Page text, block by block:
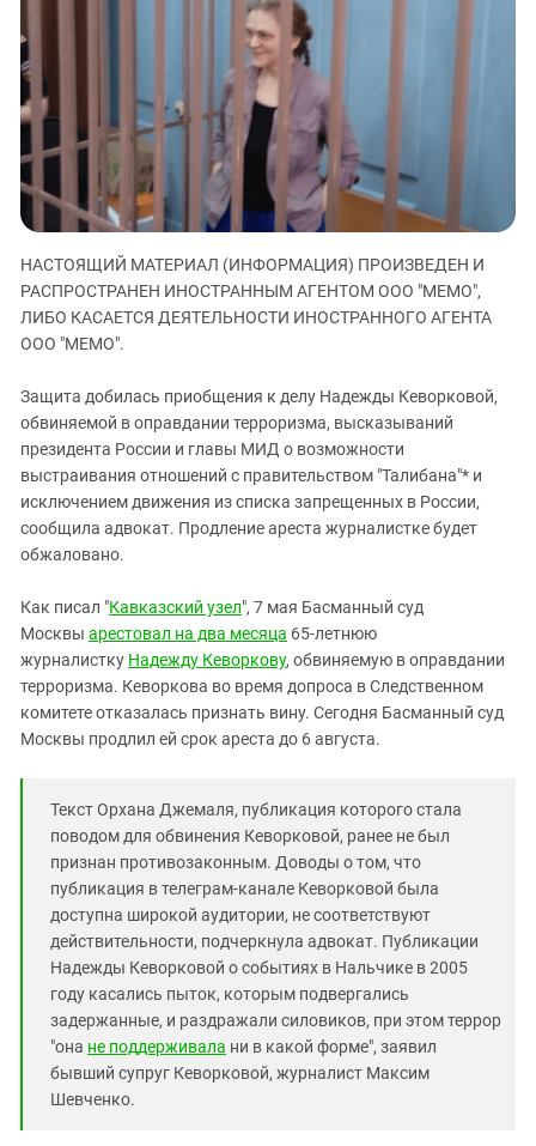
ЗАСТАВЛЯЕТ
КАВКАЗ ЗА ПАЛЕСТИНУ
ИНАКОМЫСЛИЕ В ЧЕЧНЕ
ПРЕСЛЕДОВАНИЕ АКТИВИСТОВ
МОБИЛИЗАЦИЯ И ПРОТЕСТЫ
Кабардино-Балкария
Калмыкия
Карачаево-Черкесия
Краснодарский край
Ростовская область
Северная Осетия - Алания
СКФО
Ставропольский край
Южная Осетия
Южный Кавказ
НАСТОЯЩИЙ МАТЕРИАЛ (ИНФОРМАЦИЯ) ПРОИЗВЕДЕН И
РАСПРОСТРАНЕН ИНОСТРАННЫМ АГЕНТОМ ООО "МЕМО",
ЛИБО КАСАЕТСЯ ДЕЯТЕЛЬНОСТИ ИНОСТРАННОГО АГЕНТА
ООО "МЕМО".
Защита добилась приобщения к делу Надежды Кеворковой,
обвиняемой в оправдании терроризма, высказываний
президента России и главы МИД о возможности
выстраивания отношений с правительством "Талибана"* и
исключением движения из списка запрещенных в России,
сообщила адвокат. Продление ареста журналистке будет
обжаловано.
Как писал "Кавказский узел", 7 мая Басманный суд
Москвы арестовал на два месяца 65-летнюю
журналистку Надежду Кеворкову, обвиняемую в оправдании
терроризма. Кеворкова во время допроса в Следственном
комитете отказалась признать вину. Сегодня Басманный суд
Москвы продлил ей срок ареста до 6 августа.
Текст Орхана Джемаля, публикация которого стала
поводом для обвинения Кеворковой, ранее не был
признан противозаконным. Доводы о том, что
публикация в телеграм-канале Кеворковой была
доступна широкой аудитории, не соответствуют
действительности, подчеркнула адвокат. Публикации
Надежды Кеворковой о событиях в Нальчике в 2005
году касались пыток, которым подвергались
задержанные, и раздражали силовиков, при этом террор
"она не поддерживала ни в какой форме", заявил
бывший супруг Кеворковой, журналист Максим
Шевченко.